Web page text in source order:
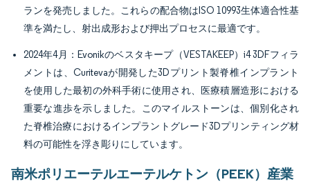
ランを発売しました。これらの配合物はISO 10993生体適合性基
準を満たし、射出成形および押出プロセスに最適です。
2024年4月：Evonikのベスタキープ（VESTAKEEP）i4 3DFフィラ
メントは、Curitevaが開発した3Dプリント製脊椎インプラント
を使用した最初の外科手術に使用され、医療積層造形における
重要な進歩を示しました。このマイルストーンは、個別化され
た脊椎治療におけるインプラントグレード3Dプリンティング材
料の可能性を浮き彫りにしています。
南米ポリエーテルエーテルケトン（PEEK）産業